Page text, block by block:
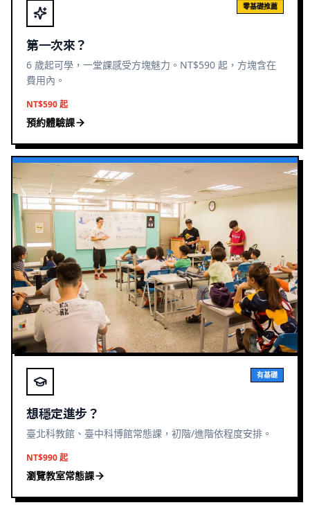
零基礎推薦
第一次來？
6 歲起可學，一堂課感受方塊魅力。NT$590 起，方塊含在
費用內。
NT$590 起
預約體驗課
有基礎
想穩定進步？
臺北科教館、臺中科博館常態課，初階/進階依程度安排。
NT$990 起
瀏覽教室常態課